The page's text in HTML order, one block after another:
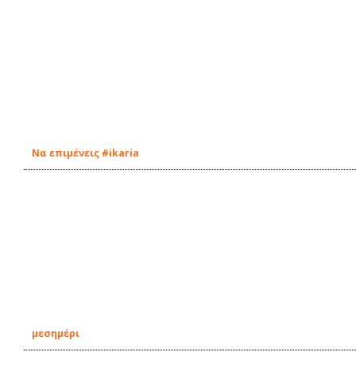
Να επιμένεις #ikaria
μεσημέρι